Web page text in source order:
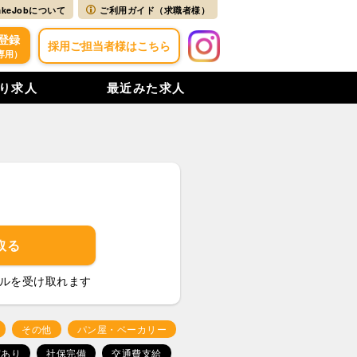
について ご利用ガイド（求職者様）
録
）
採用ご担当者様はこちら
求人 最近みた求人
る
を受け取れます
その他
パン屋・ベーカリー
り
社保完備 交通費支給